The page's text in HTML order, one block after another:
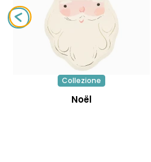
Collezione
Noël